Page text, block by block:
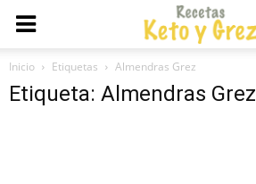
Inicio Etiquetas Almendras Grez
Etiqueta: Almendras Grez